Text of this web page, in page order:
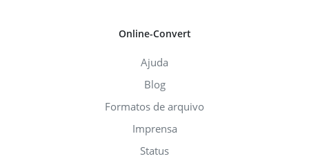
Online-Convert
Ajuda
Blog
Formatos de arquivo
Imprensa
Status